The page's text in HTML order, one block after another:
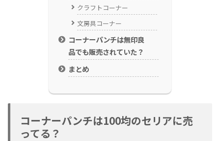
クラフトコーナー
文房具コーナー
コーナーパンチは無印良
品でも販売されていた？
まとめ
コーナーパンチは100均のセリアに売
ってる？